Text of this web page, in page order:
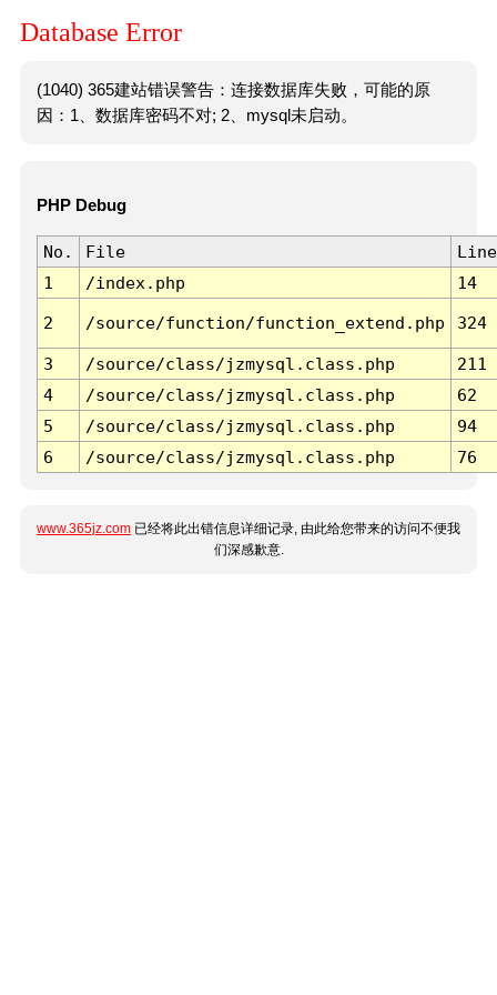
Database Error
(1040) 365建站错误警告：连接数据库失败，可能的原
因：1、数据库密码不对; 2、mysql未启动。
PHP Debug
No. File
Line
1
/index.php 14
2 /source/function/function_extend.php 324
3 /source/class/jzmysql.class.php
211
4
/source/class/jzmysql.class.php
62
5
/source/class/jzmysql.class.php
94
6
/source/class/jzmysql.class.php 76
www.365jz.com 已经将此出错信息详细记录, 由此给您带来的访问不便我
们深感歉意.